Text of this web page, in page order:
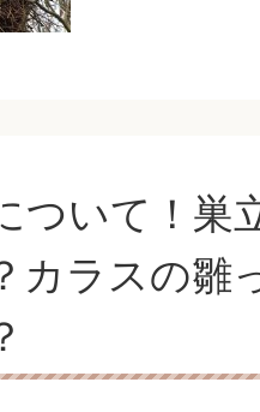
ついて！巣
カラスの雛